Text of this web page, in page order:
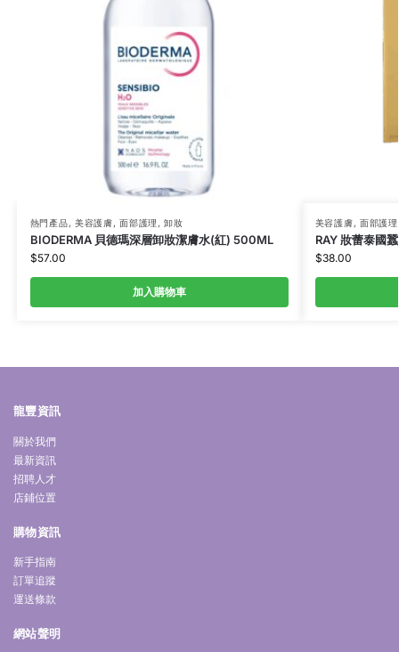
熱門產品, 美容護膚,面部護理 ,卸妝
BIODERMA 貝德瑪深層卸妝潔膚水(紅) 500ML
$57.00
加入購物車
美容護膚, 面部護理
RAY 妝蕾泰國
$38.00
龍豐資訊
關於我們
最新資訊
招聘人才
店鋪位置
購物資訊
新手指南
訂單追蹤
運送條款
網站聲明